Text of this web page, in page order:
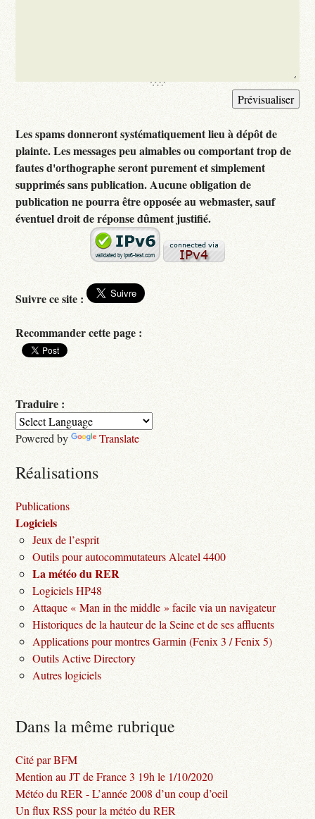
Les spams donneront systématiquement lieu à dépôt de
plainte. Les messages peu aimables ou comportant trop de
fautes d'orthographe seront purement et simplement
supprimés sans publication. Aucune obligation de
publication ne pourra être opposée au webmaster, sauf
éventuel droit de réponse dûment justifié.
Suivre ce site :
Recommander cette page :
Traduire :
Powered by Translate
Réalisations
Publications
Logiciels
Jeux de l’esprit
Outils pour autocommutateurs Alcatel 4400
La météo du RER
Logiciels HP48
Attaque « Man in the middle » facile via un navigateur
Historiques de la hauteur de la Seine et de ses affluents
Applications pour montres Garmin (Fenix 3 / Fenix 5)
Outils Active Directory
Autres logiciels
Dans la même rubrique
Cité par BFM
Mention au JT de France 3 19h le 1/10/2020
Météo du RER - L’année 2008 d’un coup d’oeil
Un flux RSS pour la météo du RER